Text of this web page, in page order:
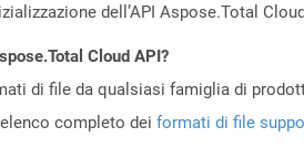
dell’API Aspose.Total
Cloud API?
di file da qualsiasi famiglia di
completo dei formati di file